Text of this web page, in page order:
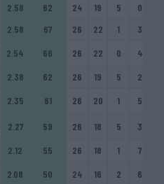
2.58 62 24 19 5 0
2.58 67 26 22 1 3
2.54 66 26 22 0 4
2.38 62 26 19 5 2
2.35 61 26 20 1 5
2.27 59 26 18 5 3
2.12 55 26 18 1 7
2.08 50 24 16 2 6